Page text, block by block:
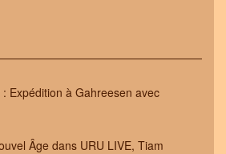
Expédition à Gahreesen avec
Âge dans URU LIVE, Tiam